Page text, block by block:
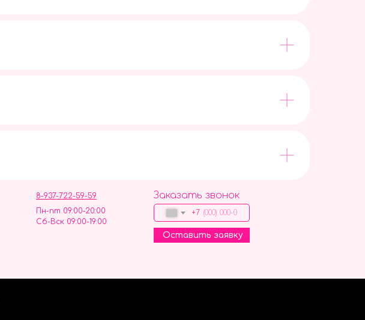
8-937-722-59-59
Пн-пт 09:00-20:00
Сб-Вск 09:00-19:00
Заказать звонок
+7
Оставить заявку